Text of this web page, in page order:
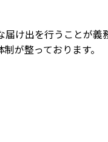
け出を行うことが義
が整っております。